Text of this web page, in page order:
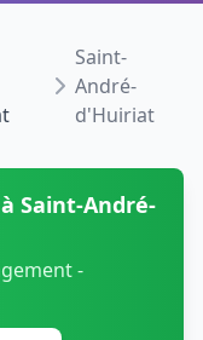
Saint-
André-
d'Huiriat
Saint-André-
-